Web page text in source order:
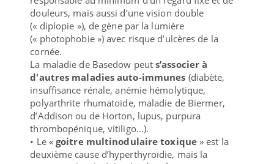
douleurs, mais aussi d’une vision double
(« diplopie »), de gène par la lumière
(« photophobie ») avec risque d’ulcères de la
cornée.
La maladie de Basedow peuts’associer à
d'autres maladies auto-immunes (diabète,
insuffisance rénale, anémie hémolytique,
polyarthrite rhumatoïde, maladie de Biermer,
d’Addison ou de Horton, lupus, purpura
thrombopénique, vitiligo…).
• Le «goitre multinodulaire toxique» est la
deuxième cause d’hyperthyroïdie, mais la